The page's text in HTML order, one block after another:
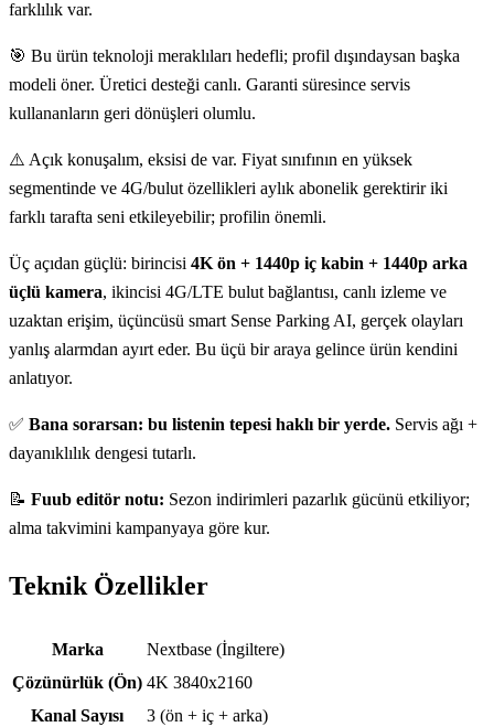
farklılık var.
🎯 Bu ürün teknoloji meraklıları hedefli; profil dışındaysan başka
modeli öner. Üretici desteği canlı. Garanti süresince servis
kullananların geri dönüşleri olumlu.
⚠️ Açık konuşalım, eksisi de var. Fiyat sınıfının en yüksek
segmentinde ve 4G/bulut özellikleri aylık abonelik gerektirir iki
farklı tarafta seni etkileyebilir; profilin önemli.
Üç açıdan güçlü: birincisi 4K ön + 1440p iç kabin + 1440p arka
üçlü kamera, ikincisi 4G/LTE bulut bağlantısı, canlı izleme ve
uzaktan erişim, üçüncüsü smart Sense Parking AI, gerçek olayları
yanlış alarmdan ayırt eder. Bu üçü bir araya gelince ürün kendini
anlatıyor.
✅ Bana sorarsan: bu listenin tepesi haklı bir yerde. Servis ağı +
dayanıklılık dengesi tutarlı.
📝 Fuub editör notu: Sezon indirimleri pazarlık gücünü etkiliyor;
alma takvimini kampanyaya göre kur.
Teknik Özellikler
Teknik özellikler
Marka
Nextbase (İngiltere)
Çözünürlük (Ön) 4K 3840x2160
Kanal Sayısı
3 (ön + iç + arka)